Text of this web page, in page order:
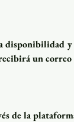
a
un
de la